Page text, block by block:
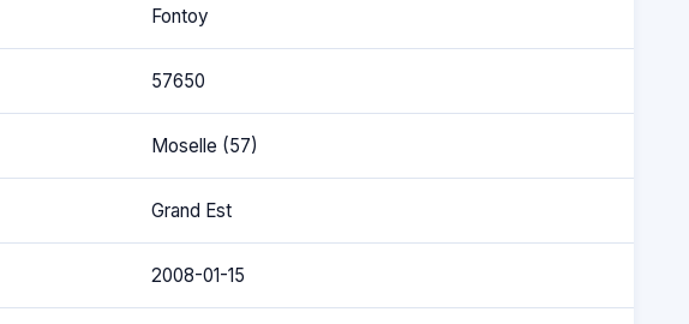
Fontoy
57650
Moselle (57)
Grand Est
2008-01-15